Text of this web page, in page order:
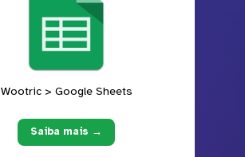
Wootric > Google Sheets
Saiba mais →